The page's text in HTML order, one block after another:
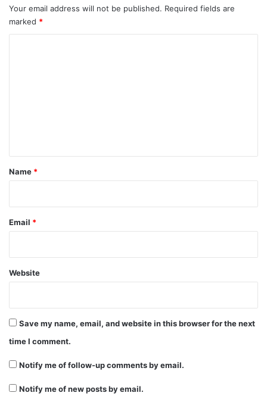
Your email address will not be published. Required fields are
marked *
*
Name *
Email *
Website
Save my name, email, and website in this browser for the next
time I comment.
Notify me of follow-up comments by email.
Notify me of new posts by email.